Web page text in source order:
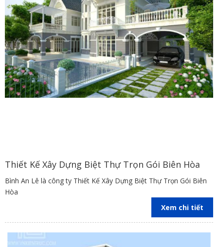
Thiết Kế Xây Dựng Biệt Thự Trọn Gói Biên Hòa
Bình An Lê là công ty Thiết Kế Xây Dựng Biệt Thự Trọn Gói Biên
Hòa
Xem chi tiết